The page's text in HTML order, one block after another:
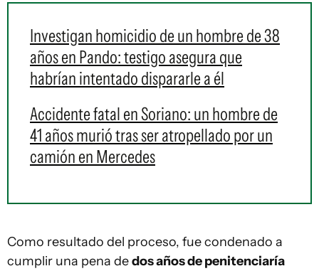
Investigan homicidio de un hombre de 38
años en Pando: testigo asegura que
habrían intentado dispararle a él
Accidente fatal en Soriano: un hombre de
41 años murió tras ser atropellado por un
camión en Mercedes
Como resultado del proceso, fue condenado a
cumplir una pena dedos años de penitenciaría